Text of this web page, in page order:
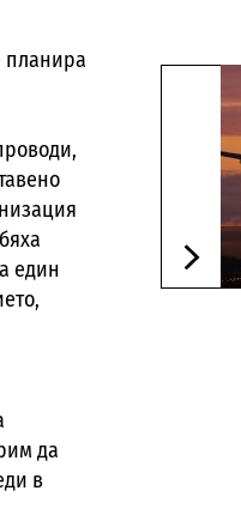
планира
един
да
в